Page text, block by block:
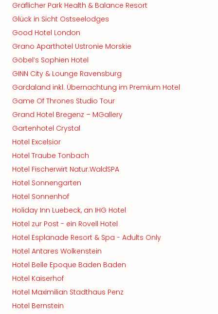
Gräflicher Park Health & Balance Resort
Glück in Sicht Ostseelodges
Good Hotel London
Grano Aparthotel Ustronie Morskie
Göbel’s Sophien Hotel
GINN City & Lounge Ravensburg
Gardaland inkl. Übernachtung im Premium Hotel
Game Of Thrones Studio Tour
Grand Hotel Bregenz – MGallery
Gartenhotel Crystal
Hotel Excelsior
Hotel Traube Tonbach
Hotel Fischerwirt Natur.WaldSPA
Hotel Sonnengarten
Hotel Sonnenhof
Holiday Inn Luebeck, an IHG Hotel
Hotel zur Post - ein Rovell Hotel
Hotel Esplanade Resort & Spa - Adults Only
Hotel Antares Wolkenstein
Hotel Belle Epoque Baden Baden
Hotel Kaiserhof
Hotel Maximilian Stadthaus Penz
Hotel Bernstein